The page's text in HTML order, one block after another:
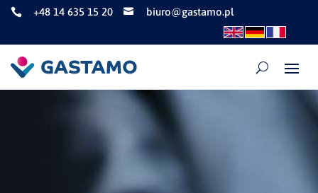
 +48 14 635 15 20  biuro@gastamo.pl